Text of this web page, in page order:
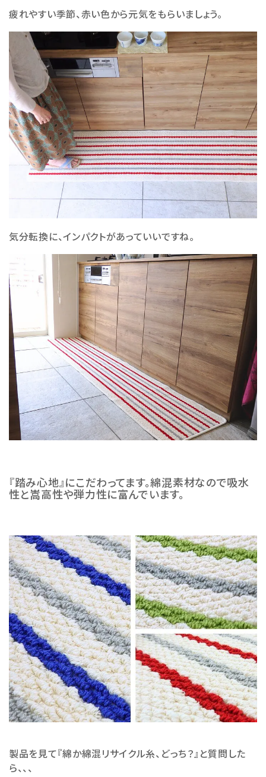
疲れやすい季節、赤い色から元気をもらいましょう。
気分転換に、インパクトがあっていいですね。
『踏み心地』にこだわってます。綿混素材なので吸水
性と嵩高性や弾力性に富んでいます。
製品を見て『綿か綿混リサイクル糸、どっち？』と質問した
ら、、、